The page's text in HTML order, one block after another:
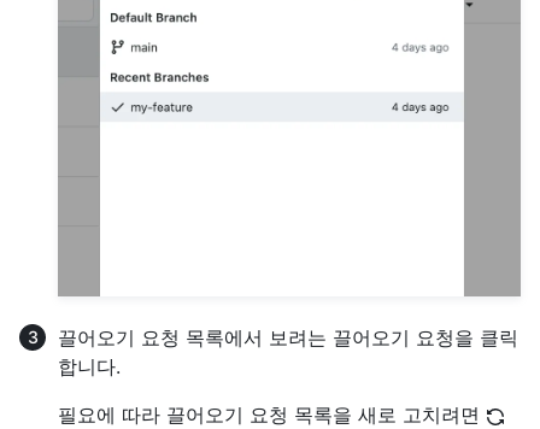
끌어오기 요청 목록에서 보려는 끌어오기 요청을 클릭
합니다.
필요에 따라 끌어오기 요청 목록을 새로 고치려면